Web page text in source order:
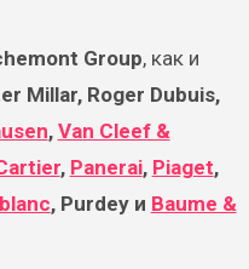
Group, как и
Millar, Roger Dubuis,
, Van Cleef &
, Panerai, Piaget,
, Purdey и Baume &